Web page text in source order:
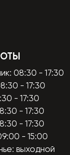
08:30 - 17:30
- 17:30
- 17:30
- 17:30
- 17:30
- 15:00
выходной